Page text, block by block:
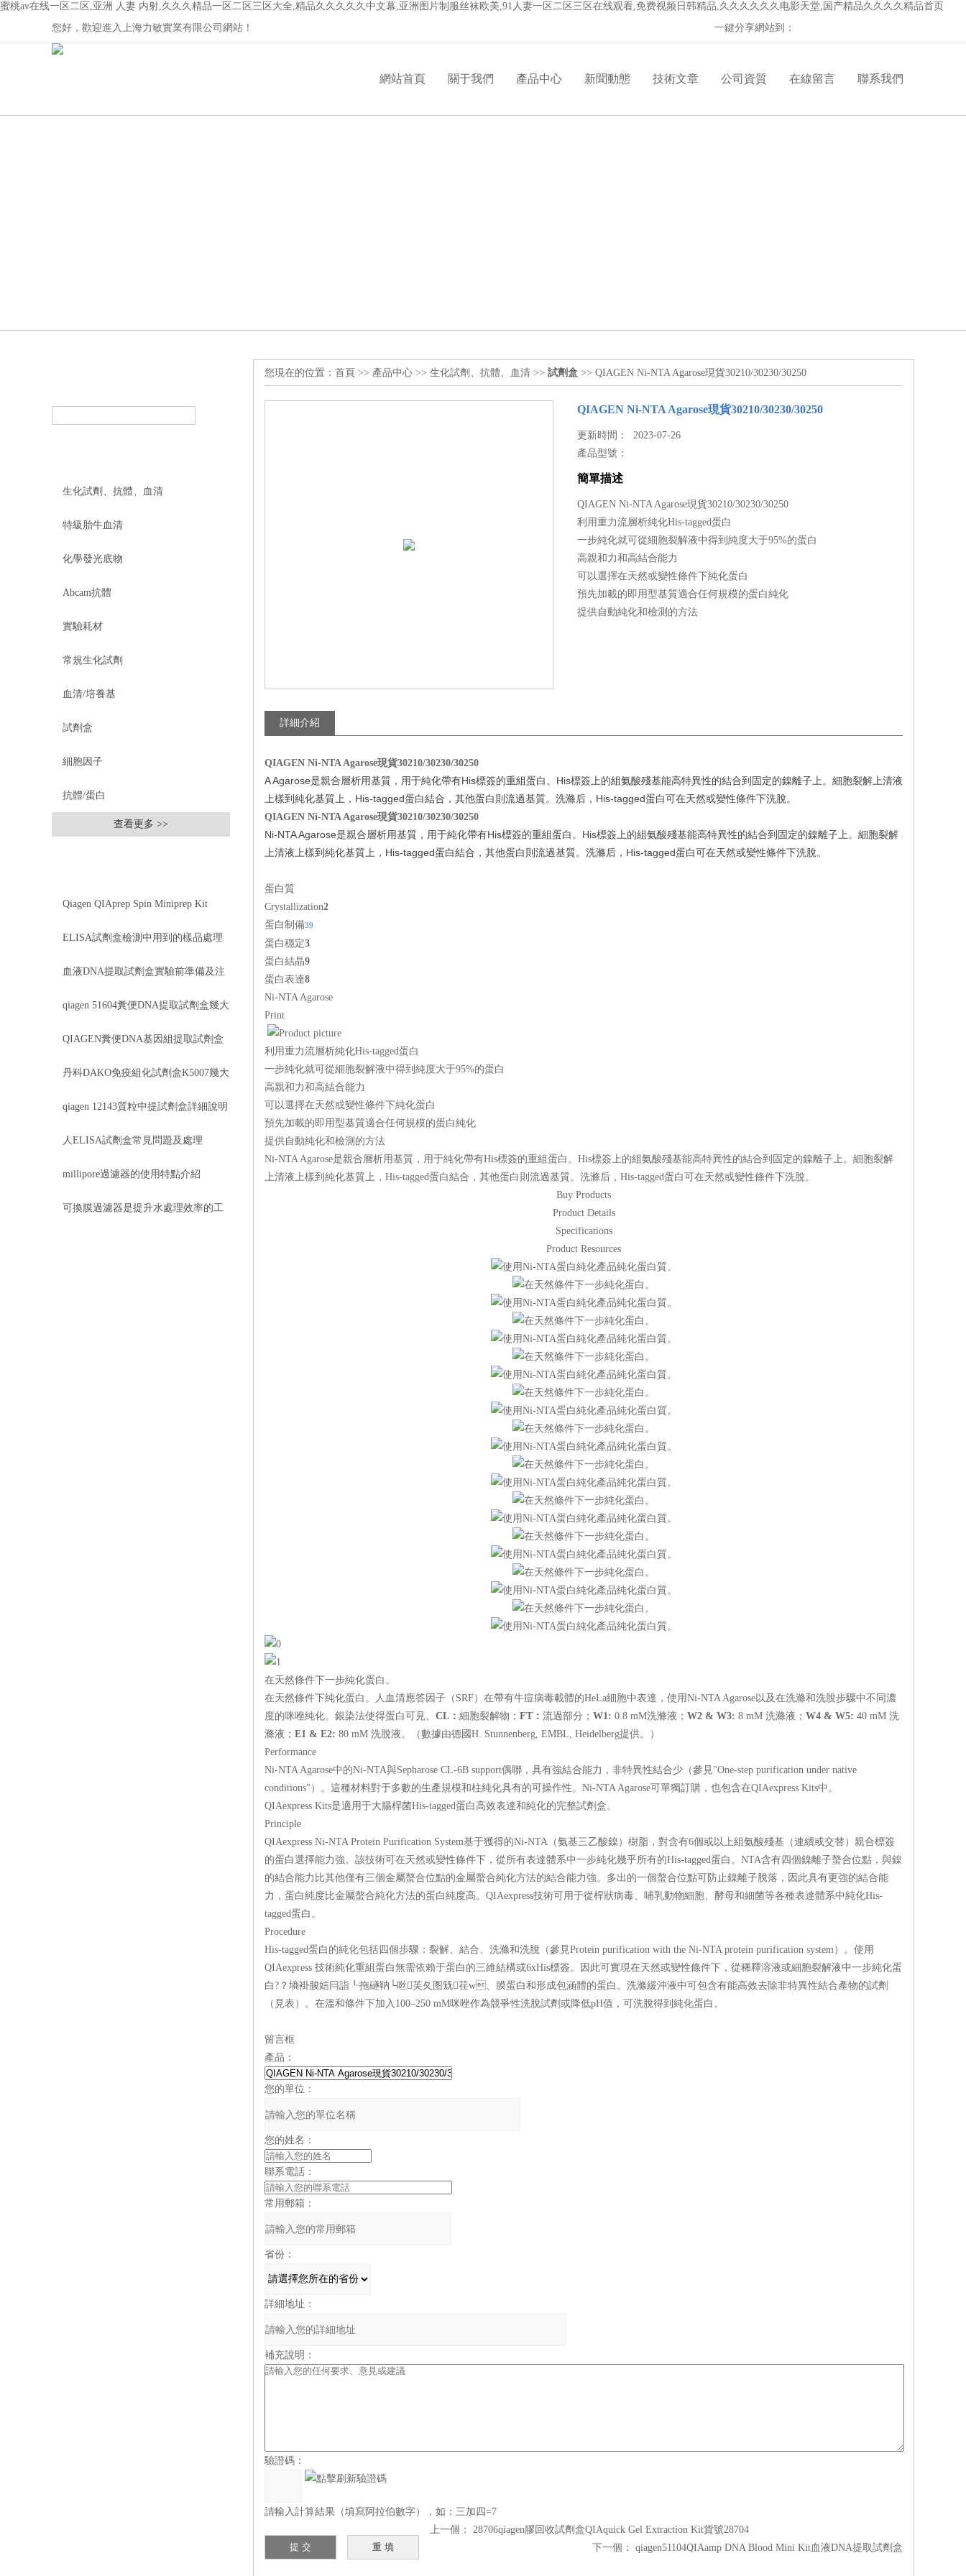
蜜桃av在线一区二区,亚洲 人妻 内射,久久久精品一区二区三区大全,精品久久久久久中文幕,亚洲图片制服丝袜欧美,91人妻一区二区三区在线观看,免费视频日韩精品,久久久久久久电影天堂,国产精品久久久久精品首页
您好，歡迎進入上海力敏實業有限公司網站！
一鍵分享網站到：
網站首頁 關于我們 產品中心 新聞動態 技術文章 公司資質 在線留言 聯系我們
生化試劑、抗體、血清
特級胎牛血清
化學發光底物
Abcam抗體
實驗耗材
常規生化試劑
血清/培養基
試劑盒
細胞因子
抗體/蛋白
查看更多 >>
Qiagen QIAprep Spin Miniprep Kit
27106
ELISA試劑盒檢測中用到的樣品處理
方法
血液DNA提取試劑盒實驗前準備及注
意事項說明
qiagen 51604糞便DNA提取試劑盒幾大
優勢
QIAGEN糞便DNA基因組提取試劑盒
51604幾大特點
丹科DAKO免疫組化試劑盒K5007幾大
特點
qiagen 12143質粒中提試劑盒詳細說明
人ELISA試劑盒常見問題及處理
millipore過濾器的使用特點介紹
可換膜過濾器是提升水處理效率的工
您現在的位置： 首頁 >> 產品中心 >> 生化試劑、抗體、血清 >> 試劑盒 >> QIAGEN Ni-NTA Agarose現貨30210/30230/30250
QIAGEN Ni-NTA Agarose現貨30210/30230/30250
更新時間： 2023-07-26
產品型號：
簡單描述
QIAGEN Ni-NTA Agarose現貨30210/30230/30250
利用重力流層析純化His-tagged蛋白
一步純化就可從細胞裂解液中得到純度大于95%的蛋白
高親和力和高結合能力
可以選擇在天然或變性條件下純化蛋白
預先加載的即用型基質適合任何規模的蛋白純化
提供自動純化和檢測的方法
詳細介紹
QIAGEN Ni-NTA Agarose現貨30210/30230/30250
A Agarose是親合層析用基質，用于純化帶有His標簽的重組蛋白。His標簽上的組氨酸殘基能高特異性的結合到固定的鎳離子上。細胞裂解上清液
上樣到純化基質上，His-tagged蛋白結合，其他蛋白則流過基質。洗滌后，His-tagged蛋白可在天然或變性條件下洗脫。
QIAGEN Ni-NTA Agarose現貨30210/30230/30250
Ni-NTA Agarose是親合層析用基質，用于純化帶有His標簽的重組蛋白。His標簽上的組氨酸殘基能高特異性的結合到固定的鎳離子上。細胞裂解
上清液上樣到純化基質上，His-tagged蛋白結合，其他蛋白則流過基質。洗滌后，His-tagged蛋白可在天然或變性條件下洗脫。
蛋白質
Crystallization2
蛋白制備39
蛋白穩定3
蛋白結晶9
蛋白表達8
Ni-NTA Agarose
Print
利用重力流層析純化His-tagged蛋白
一步純化就可從細胞裂解液中得到純度大于95%的蛋白
高親和力和高結合能力
可以選擇在天然或變性條件下純化蛋白
預先加載的即用型基質適合任何規模的蛋白純化
提供自動純化和檢測的方法
Ni-NTA Agarose是親合層析用基質，用于純化帶有His標簽的重組蛋白。His標簽上的組氨酸殘基能高特異性的結合到固定的鎳離子上。細胞裂解
上清液上樣到純化基質上，His-tagged蛋白結合，其他蛋白則流過基質。洗滌后，His-tagged蛋白可在天然或變性條件下洗脫。
Buy Products
Product Details
Specifications
Product Resources
在天然條件下一步純化蛋白。
在天然條件下純化蛋白。人血清應答因子（SRF）在帶有牛痘病毒載體的HeLa細胞中表達，使用Ni-NTA Agarose以及在洗滌和洗脫步驟中不同濃
度的咪唑純化。銀染法使得蛋白可見。 CL： 細胞裂解物； FT： 流過部分； W1: 0.8 mM洗滌液； W2 & W3: 8 mM 洗滌液； W4 & W5: 40 mM 洗
滌液； E1 & E2: 80 mM 洗脫液。（數據由德國H. Stunnenberg, EMBL, Heidelberg提供。）
Performance
Ni-NTA Agarose中的Ni-NTA與Sepharose CL-6B support偶聯，具有強結合能力，非特異性結合少（參見"One-step purification under native
conditions"）。這種材料對于多數的生產規模和柱純化具有的可操作性。Ni-NTA Agarose可單獨訂購，也包含在QIAexpress Kits中。
QIAexpress Kits是適用于大腸桿菌His-tagged蛋白高效表達和純化的完整試劑盒。
Principle
QIAexpress Ni-NTA Protein Purification System基于獲得的Ni-NTA（氨基三乙酸鎳）樹脂，對含有6個或以上組氨酸殘基（連續或交替）親合標簽
的蛋白選擇能力強。該技術可在天然或變性條件下，從所有表達體系中一步純化幾乎所有的His-tagged蛋白。NTA含有四個鎳離子螯合位點，與鎳
的結合能力比其他僅有三個金屬螯合位點的金屬螯合純化方法的結合能力強。多出的一個螯合位點可防止鎳離子脫落，因此具有更強的結合能
力，蛋白純度比金屬螯合純化方法的蛋白純度高。QIAexpress技術可用于從桿狀病毒、哺乳動物細胞、酵母和細菌等各種表達體系中純化His-
tagged蛋白。
Procedure
His-tagged蛋白的純化包括四個步驟：裂解、結合、洗滌和洗脫（參見Protein purification with the Ni-NTA protein purification system）。使用
QIAexpress 技術純化重組蛋白無需依賴于蛋白的三維結構或6xHis標簽。因此可實現在天然或變性條件下，從稀釋溶液或細胞裂解液中一步純化蛋
白?？墒褂脧娮冃詣┖拖礈靹└咝芙夂图兓荏w、膜蛋白和形成包涵體的蛋白。洗滌緩沖液中可包含有能高效去除非特異性結合產物的試劑
（見表）。在溫和條件下加入100–250 mM咪唑作為競爭性洗脫試劑或降低pH值，可洗脫得到純化蛋白。
留言框
產品：
您的單位：
您的姓名：
聯系電話：
常用郵箱：
省份：
詳細地址：
補充說明：
驗證碼：
請輸入計算結果（填寫阿拉伯數字），如：三加四=7
上一個：
28706qiagen膠回收試劑盒QIAquick Gel Extraction Kit貨號28704
下一個：
qiagen51104QIAamp DNA Blood Mini Kit血液DNA提取試劑盒